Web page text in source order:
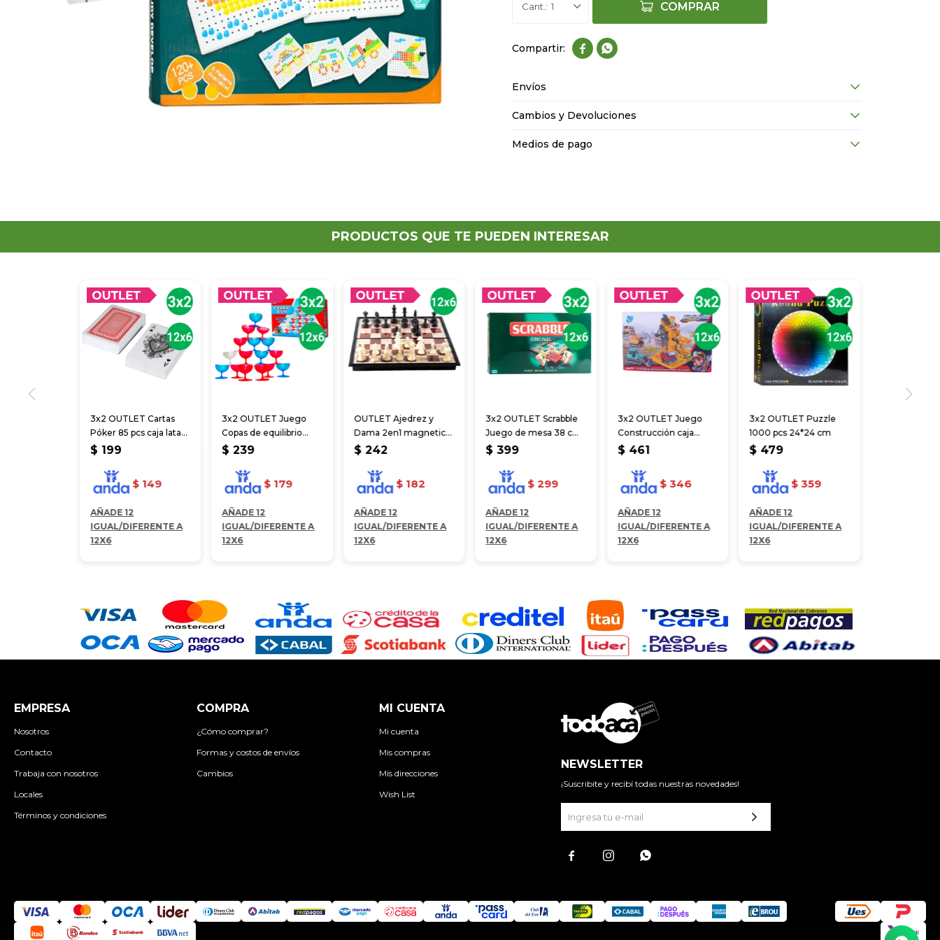
1 COMPRAR
 
Envíos
Cambios y Devoluciones
Medios de pago
PRODUCTOS QUE TE PUEDEN INTERESAR
3x2 OUTLET Cartas
Póker 85 pcs caja lata
9*6 cm
$ 199
$ 149
AÑADE 12
IGUAL/DIFERENTE A
12X6
3x2 OUTLET Juego
Copas de equilibrio
24*19 cm
$ 239
$ 179
AÑADE 12
IGUAL/DIFERENTE A
12X6
OUTLET Ajedrez y
Dama 2en1 magnetico
tablero 18x18cm
$ 242
$ 182
AÑADE 12
IGUAL/DIFERENTE A
12X6
3x2 OUTLET Scrabble
Juego de mesa 38 cm
(JUC330)
$ 399
$ 299
AÑADE 12
IGUAL/DIFERENTE A
12X6
3x2 OUTLET Juego
Construcción caja
24*16*6.5 cm
$ 461
$ 346
AÑADE 12
IGUAL/DIFERENTE A
12X6
3x2 OUTLET Puzzle
1000 pcs 24*24 cm
$ 479
$ 359
AÑADE 12
IGUAL/DIFERENTE A
12X6
EMPRESA
Nosotros
Contacto
Trabaja con nosotros
Locales
Términos y condiciones
COMPRA
¿Cómo comprar?
Formas y costos de envíos
Cambios
MI CUENTA
Mi cuenta
Mis compras
Mis direcciones
Wish List
NEWSLETTER
¡Suscribite y recibí todas nuestras novedades!
  